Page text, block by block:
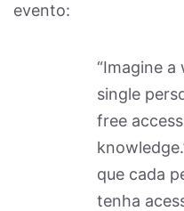
evento:
“Imagine
single
free
que cada
tenha